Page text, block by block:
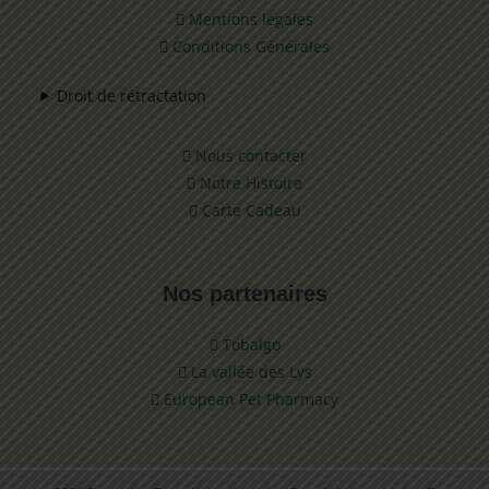
Mentions légales
Conditions Générales
Droit de rétractation
Nous contacter
Notre Histoire
Carte Cadeau
Nos partenaires
Tobalgo
La vallée des Lys
European Pet Pharmacy